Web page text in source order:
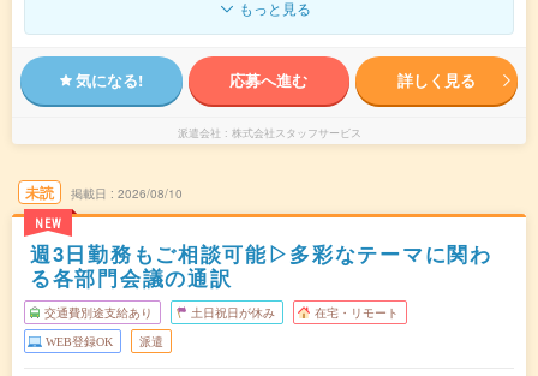
もっと見る
気になる! 応募へ進む 詳しく見る
派遣会社 株式会社スタッフサービス
未読
NEW
掲載日 2026/08/10
週3日勤務もご相談可能▷多彩なテーマに関わ
る各部門会議の通訳
交通費別途支給あり 土日祝日が休み 在宅・リモート
WEB登録OK 派遣